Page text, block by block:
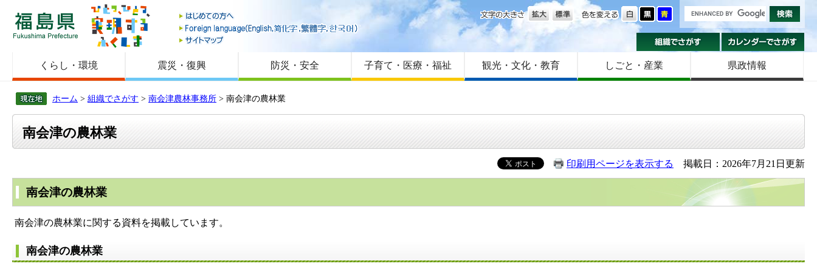
福島県
はじめての方へ
Foreign language
サイトマップ
色を変える
文字の大きさ
組織でさがす
くらし・環境 震災・復興 防災・安全 子育て・医療・福祉 観光・文化・教育 しごと・産業 県政情報
ホーム > 組織でさがす > 南会津農林事務所 > 南会津の農林業
南会津の農林業
印刷用ページを表示する 掲載日：2026年7月21日更新
南会津の農林業
南会津の農林業に関する資料を掲載しています。
南会津の農林業